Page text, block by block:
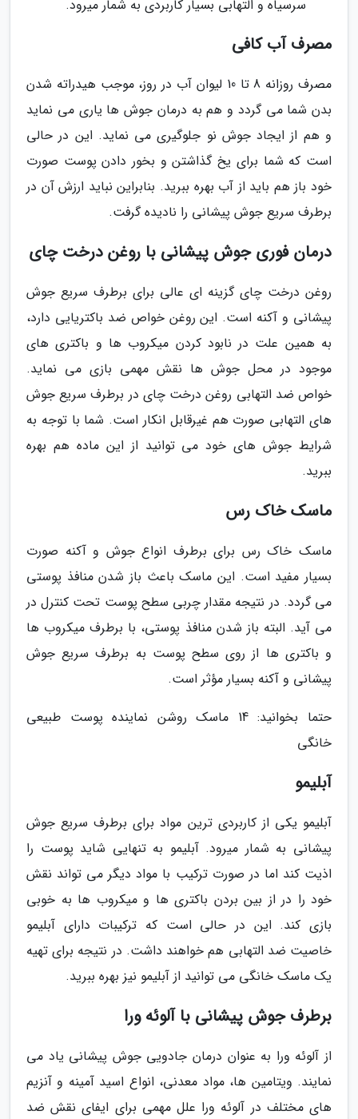
سرسیاه و التهابی بسیار کاربردی به شمار میرود.
مصرف آب کافی
مصرف روزانه 8 تا 10 لیوان آب در روز، موجب هیدراته شدن
بدن شما می گردد و هم به درمان جوش ها یاری می نماید
و هم از ایجاد جوش نو جلوگیری می نماید. این در حالی
است که شما برای یخ گذاشتن و بخور دادن پوست صورت
خود باز هم باید از آب بهره ببرید. بنابراین نباید ارزش آن در
برطرف سریع جوش پیشانی را نادیده گرفت.
درمان فوری جوش پیشانی با روغن درخت چای
روغن درخت چای گزینه ای عالی برای برطرف سریع جوش
پیشانی و آکنه است. این روغن خواص ضد باکتریایی دارد،
به همین علت در نابود کردن میکروب ها و باکتری های
موجود در محل جوش ها نقش مهمی بازی می نماید.
خواص ضد التهابی روغن درخت چای در برطرف سریع جوش
های التهابی صورت هم غیرقابل انکار است. شما با توجه به
شرایط جوش های خود می توانید از این ماده هم بهره
ببرید.
ماسک خاک رس
ماسک خاک رس برای برطرف انواع جوش و آکنه صورت
بسیار مفید است. این ماسک باعث باز شدن منافذ پوستی
می گردد. در نتیجه مقدار چربی سطح پوست تحت کنترل در
می آید. البته باز شدن منافذ پوستی، با برطرف میکروب ها
و باکتری ها از روی سطح پوست به برطرف سریع جوش
پیشانی و آکنه بسیار مؤثر است.
حتما بخوانید: 14 ماسک روشن نماینده پوست طبیعی
خانگی
آبلیمو
آبلیمو یکی از کاربردی ترین مواد برای برطرف سریع جوش
پیشانی به شمار میرود. آبلیمو به تنهایی شاید پوست را
اذیت کند اما در صورت ترکیب با مواد دیگر می تواند نقش
خود را در از بین بردن باکتری ها و میکروب ها به خوبی
بازی کند. این در حالی است که ترکیبات دارای آبلیمو
خاصیت ضد التهابی هم خواهند داشت. در نتیجه برای تهیه
یک ماسک خانگی می توانید از آبلیمو نیز بهره ببرید.
برطرف جوش پیشانی با آلوئه ورا
از آلوئه ورا به عنوان درمان جادویی جوش پیشانی یاد می
نمایند. ویتامین ها، مواد معدنی، انواع اسید آمینه و آنزیم
های مختلف در آلوئه ورا علل مهمی برای ایفای نقش ضد